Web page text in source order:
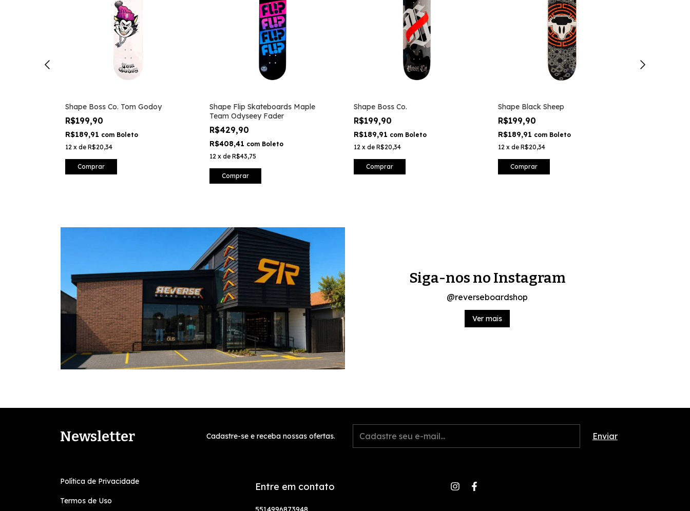
Shape Boss Co. Tom Godoy
R$199,90
R$189,91 com Boleto
12 x de R$20,34
Comprar
Shape Flip Skateboards Maple
Team Odyseey Fader
R$429,90
R$408,41 com Boleto
12 x de R$43,75
Comprar
Shape Boss Co.
R$199,90
R$189,91 com Boleto
12 x de R$20,34
Comprar
Shape Black Sheep
R$199,90
R$189,91 com Boleto
12 x de R$20,34
Comprar
Siga-nos no Instagram
@reverseboardshop
Ver mais
Newsletter Cadastre-se e receba nossas ofertas.
Política de Privacidade
Termos de Uso
Entre em contato